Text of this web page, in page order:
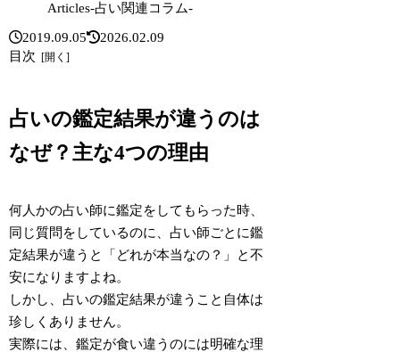
Articles-占い関連コラム-
2019.09.05
2026.02.09
目次
占いの鑑定結果が違うのは
なぜ？主な4つの理由
何人かの占い師に鑑定をしてもらった時、
同じ質問をしているのに、占い師ごとに鑑
定結果が違うと「どれが本当なの？」と不
安になりますよね。
しかし、占いの鑑定結果が違うこと自体は
珍しくありません。
実際には、鑑定が食い違うのには明確な理